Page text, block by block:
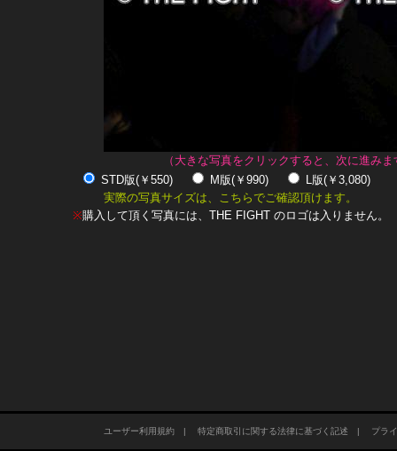
（大きな写真をクリックすると、次に進みま
STD版(￥550)
M版(￥990)
L版(￥3,080)
実際の写真サイズは、こちらでご確認頂けます。
※購入して頂く写真には、THE FIGHT のロゴは入りません。
ユーザー利用規約| 特定商取引に関する法律に基づく記述 | プラ